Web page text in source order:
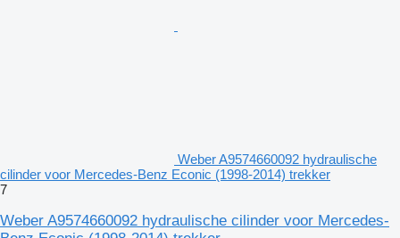
Weber A9574660092 hydraulische
cilinder voor Mercedes-Benz Econic (1998-2014) trekker
7
Weber A9574660092 hydraulische cilinder voor Mercedes-